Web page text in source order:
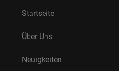
Startseite
Über Uns
Neuigkeiten